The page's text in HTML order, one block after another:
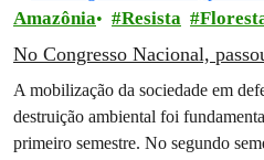
Amazônia Resista
No Congresso Nacional,
A mobilização da sociedade em
destruição ambiental foi
primeiro semestre. No segundo